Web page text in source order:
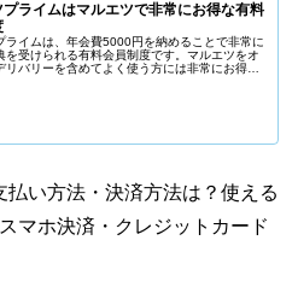
プライムはマルエツで非常にお得な有料
ライムは、年会費5000円を納めることで非常に
を受けられる有料会員制度です。マルエツをオ
リバリーを含めてよく使う方には非常にお得な
払い方法・決済方法は？使える
マホ決済・クレジットカード